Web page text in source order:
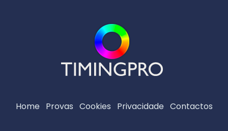
Home Provas Cookies Privacidade Contactos